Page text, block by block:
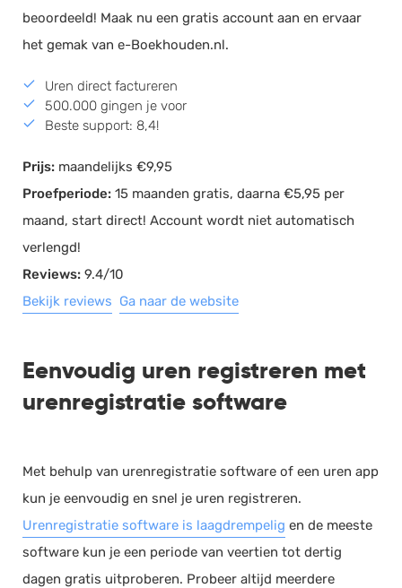
beoordeeld! Maak nu een gratis account aan en ervaar
het gemak van e-Boekhouden.nl.
Uren direct factureren
500.000 gingen je voor
Beste support: 8,4!
Prijs: maandelijks €9,95
Proefperiode: 15 maanden gratis, daarna €5,95 per
maand, start direct! Account wordt niet automatisch
verlengd!
Reviews: 9.4/10
Bekijk reviews Ga naar de website
Eenvoudig uren registreren met
urenregistratie software
Met behulp van urenregistratie software of een uren app
kun je eenvoudig en snel je uren registreren.
Urenregistratie software is laagdrempelig en de meeste
software kun je een periode van veertien tot dertig
dagen gratis uitproberen. Probeer altijd meerdere